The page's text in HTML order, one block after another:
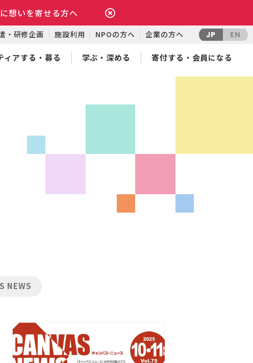
想いを寄せる方へ
・研修企画 施設利用 NPOの方へ 企業の方へ JP EN
ィアする・募る 学ぶ・深める 寄付する・会員になる
NEWS